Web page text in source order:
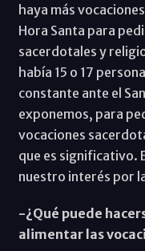
haya más
Hora Santa para
sacerdotales y
había 15 o 17
constante ante el
exponemos, para
vocaciones
que es significativo.
nuestro interés por
-¿Qué puede
alimentar las